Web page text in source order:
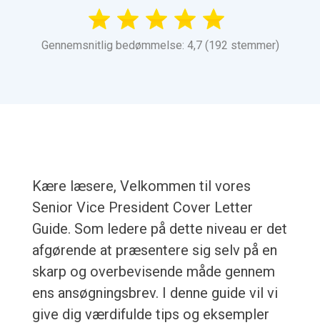
Gennemsnitlig bedømmelse: 4,7 (192 stemmer)
Kære læsere, Velkommen til vores
Senior Vice President Cover Letter
Guide. Som ledere på dette niveau er det
afgørende at præsentere sig selv på en
skarp og overbevisende måde gennem
ens ansøgningsbrev. I denne guide vil vi
give dig værdifulde tips og eksempler